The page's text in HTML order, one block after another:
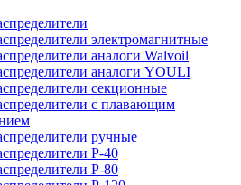
электромагнитные
аналоги Walvoil
аналоги YOULI
секционные
с плавающим
ручные
Р-40
Р-80